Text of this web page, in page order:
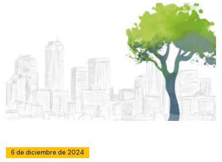
6 de diciembre de 2024